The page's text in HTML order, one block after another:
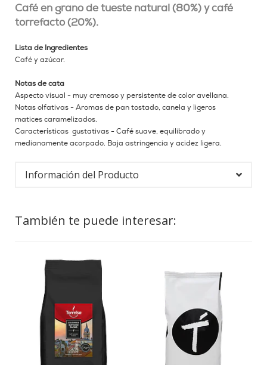
Café en grano de tueste natural (80%) y café
torrefacto (20%).
Lista de Ingredientes
Café y azúcar.
Notas de cata
Aspecto visual - muy cremoso y persistente de color avellana.
Notas olfativas - Aromas de pan tostado, canela y ligeros
matices caramelizados.
Características gustativas - Café suave, equilibrado y
medianamente acorpado. Baja astringencia y acidez ligera.
Información del Producto
También te puede interesar: